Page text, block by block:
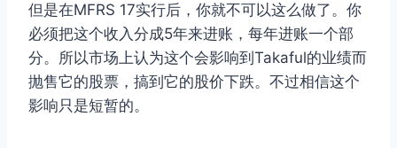
但是在MFRS 17实行后，你就不可以这么做了。你
必须把这个收入分成5年来进账，每年进账一个部
分。所以市场上认为这个会影响到Takaful的业绩而
抛售它的股票，搞到它的股价下跌。不过相信这个
影响只是短暂的。